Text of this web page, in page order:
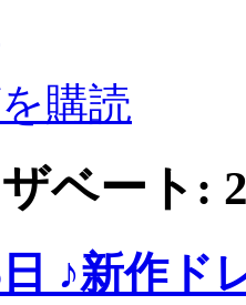
購読
ベート:
♪新作ド